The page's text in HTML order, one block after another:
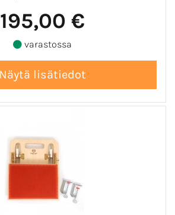
195,00 €
varastossa